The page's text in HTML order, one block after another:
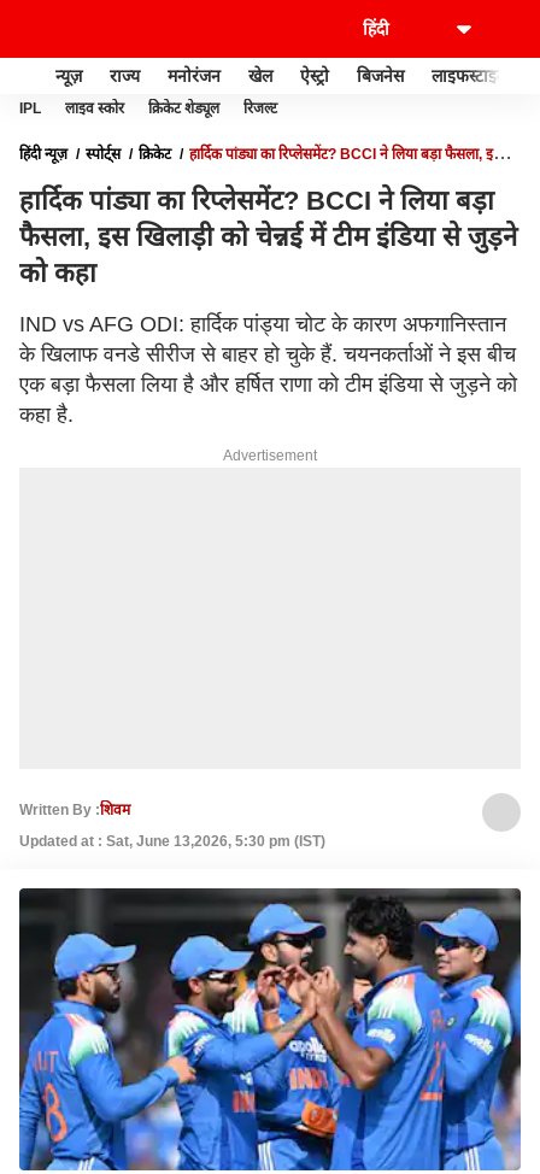
न्यूज़ राज्य मनोरंजन खेल ऐस्ट्रो बिजनेस लाइफस्टाइल
IPL लाइव स्कोर क्रिकेट शेड्यूल रिजल्ट
हिंदी न्यूज़ स्पोर्ट्स क्रिकेट
हार्दिक पांड्या का रिप्लेसमेंट? BCCI ने लिया बड़ा फैसला, इस
हार्दिक पांड्या का रिप्लेसमेंट? BCCI ने लिया बड़ा
फैसला, इस खिलाड़ी को चेन्नई में टीम इंडिया से जुड़ने
को कहा
IND vs AFG ODI: हार्दिक पांड्या चोट के कारण अफगानिस्तान
के खिलाफ वनडे सीरीज से बाहर हो चुके हैं. चयनकर्ताओं ने इस बीच
एक बड़ा फैसला लिया है और हर्षित राणा को टीम इंडिया से जुड़ने को
कहा है.
Advertisement
Written By :शिवम
Updated at : Sat, June 13,2026, 5:30 pm (IST)